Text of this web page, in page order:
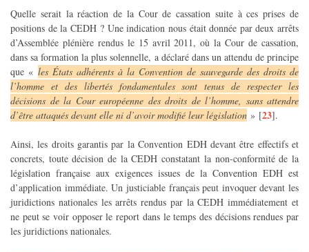
Quelle serait la réaction de la Cour de cassation suite à ces prises de
positions de la CEDH ? Une indication nous était donnée par deux arrêts
d’Assemblée plénière rendus le 15 avril 2011, où la Cour de cassation,
dans sa formation la plus solennelle, a déclaré dans un attendu de principe
que « les États adhérents à la Convention de sauvegarde des droits de
l’homme et des libertés fondamentales sont tenus de respecter les
décisions de la Cour européenne des droits de l’homme, sans attendre
d’être attaqués devant elle ni d’avoir modifié leur législation » [23].
Ainsi, les droits garantis par la Convention EDH devant être effectifs et
concrets, toute décision de la CEDH constatant la non-conformité de la
législation française aux exigences issues de la Convention EDH est
d’application immédiate. Un justiciable français peut invoquer devant les
juridictions nationales les arrêts rendus par la CEDH immédiatement et
ne peut se voir opposer le report dans le temps des décisions rendues par
les juridictions nationales.